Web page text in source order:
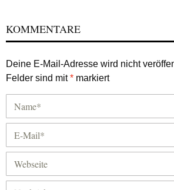
KOMMENTARE
Deine E-Mail-Adresse wird nicht
Felder sind mit* markiert